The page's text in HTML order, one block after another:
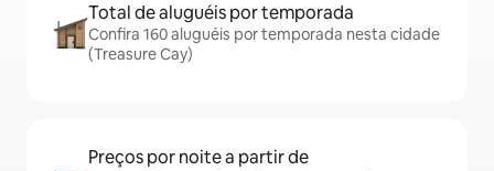
Total de aluguéis por temporada
Confira 160 aluguéis por temporada nesta cidade
(Treasure Cay)
Preços por noite a partir de